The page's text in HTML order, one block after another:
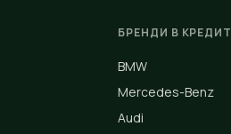
БРЕНДИ В КРЕДИТ
BMW
Mercedes-Benz
Audi